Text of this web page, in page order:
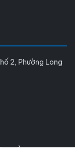
2, Phường Long
quyền.